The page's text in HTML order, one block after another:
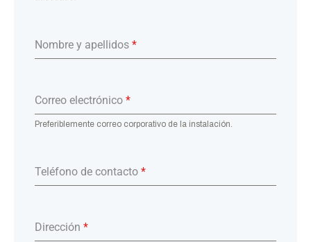
Nombre y apellidos *
Correo electrónico *
Preferiblemente correo corporativo de la instalación.
Teléfono de contacto *
Dirección *